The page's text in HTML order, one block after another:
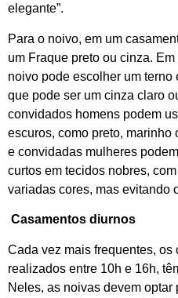
elegante”.
Para o noivo, em um
um Fraque preto ou cinza.
noivo pode escolher um terno
que pode ser um cinza claro
convidados homens podem
escuros, como preto, marinho
e convidadas mulheres
curtos em tecidos nobres,
variadas cores, mas evitando
Casamentos diurnos
Cada vez mais frequentes, os
realizados entre 10h e 16h,
Neles, as noivas devem